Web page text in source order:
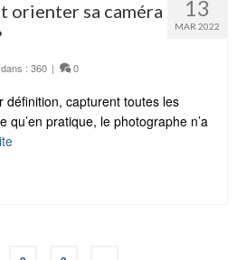
13
MAR 2022
orienter sa caméra
: 360 | 0
définition, capturent toutes les
qu’en pratique, le photographe n’a